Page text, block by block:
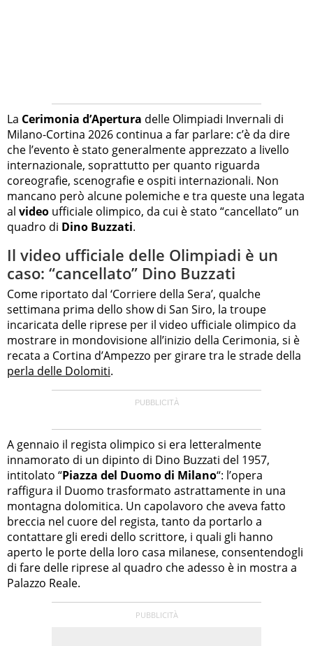
La Cerimonia d’Apertura delle Olimpiadi Invernali di
Milano-Cortina 2026 continua a far parlare: c’è da dire
che l’evento è stato generalmente apprezzato a livello
internazionale, soprattutto per quanto riguarda
coreografie, scenografie e ospiti internazionali. Non
mancano però alcune polemiche e tra queste una legata
al video ufficiale olimpico, da cui è stato “cancellato” un
quadro di Dino Buzzati.
Il video ufficiale delle Olimpiadi è un
caso: “cancellato” Dino Buzzati
Come riportato dal ‘Corriere della Sera’, qualche
settimana prima dello show di San Siro, la troupe
incaricata delle riprese per il video ufficiale olimpico da
mostrare in mondovisione all’inizio della Cerimonia, si è
recata a Cortina d’Ampezzo per girare tra le strade della
perla delle Dolomiti.
A gennaio il regista olimpico si era letteralmente
innamorato di un dipinto di Dino Buzzati del 1957,
intitolato “Piazza del Duomo di Milano“: l’opera
raffigura il Duomo trasformato astrattamente in una
montagna dolomitica. Un capolavoro che aveva fatto
breccia nel cuore del regista, tanto da portarlo a
contattare gli eredi dello scrittore, i quali gli hanno
aperto le porte della loro casa milanese, consentendogli
di fare delle riprese al quadro che adesso è in mostra a
Palazzo Reale.